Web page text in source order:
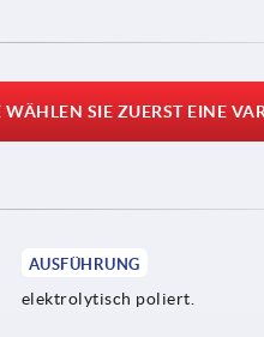
WÄHLEN SIE ZUERST EINE
AUSFÜHRUNG
elektrolytisch poliert.